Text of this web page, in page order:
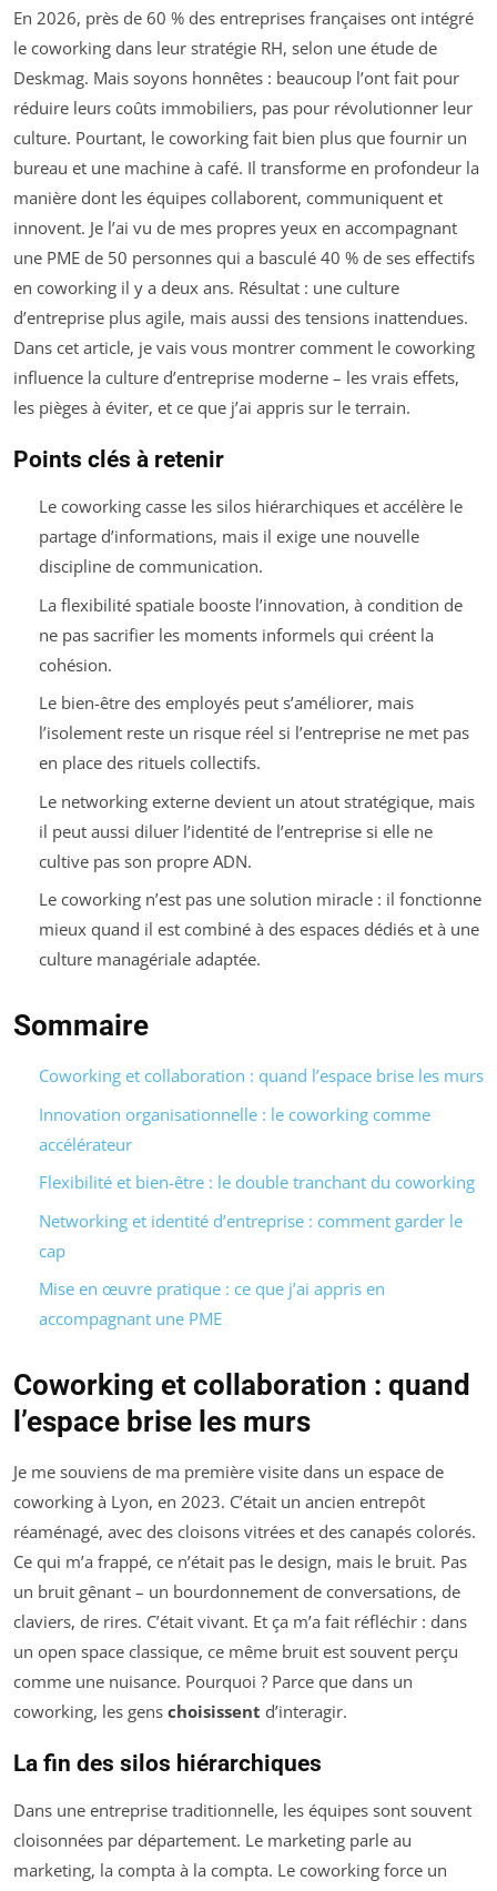
En 2026, près de 60 % des entreprises françaises ont intégré
le coworking dans leur stratégie RH, selon une étude de
Deskmag. Mais soyons honnêtes : beaucoup l’ont fait pour
réduire leurs coûts immobiliers, pas pour révolutionner leur
culture. Pourtant, le coworking fait bien plus que fournir un
bureau et une machine à café. Il transforme en profondeur la
manière dont les équipes collaborent, communiquent et
innovent. Je l’ai vu de mes propres yeux en accompagnant
une PME de 50 personnes qui a basculé 40 % de ses effectifs
en coworking il y a deux ans. Résultat : une culture
d’entreprise plus agile, mais aussi des tensions inattendues.
Dans cet article, je vais vous montrer comment le coworking
influence la culture d’entreprise moderne – les vrais effets,
les pièges à éviter, et ce que j’ai appris sur le terrain.
Points clés à retenir
Le coworking casse les silos hiérarchiques et accélère le
partage d’informations, mais il exige une nouvelle
discipline de communication.
La flexibilité spatiale booste l’innovation, à condition de
ne pas sacrifier les moments informels qui créent la
cohésion.
Le bien-être des employés peut s’améliorer, mais
l’isolement reste un risque réel si l’entreprise ne met pas
en place des rituels collectifs.
Le networking externe devient un atout stratégique, mais
il peut aussi diluer l’identité de l’entreprise si elle ne
cultive pas son propre ADN.
Le coworking n’est pas une solution miracle : il fonctionne
mieux quand il est combiné à des espaces dédiés et à une
culture managériale adaptée.
Sommaire
Coworking et collaboration : quand l’espace brise les murs
Innovation organisationnelle : le coworking comme
accélérateur
Flexibilité et bien-être : le double tranchant du coworking
Networking et identité d’entreprise : comment garder le
cap
Mise en œuvre pratique : ce que j’ai appris en
accompagnant une PME
Coworking et collaboration : quand
l’espace brise les murs
Je me souviens de ma première visite dans un espace de
coworking à Lyon, en 2023. C’était un ancien entrepôt
réaménagé, avec des cloisons vitrées et des canapés colorés.
Ce qui m’a frappé, ce n’était pas le design, mais le bruit. Pas
un bruit gênant – un bourdonnement de conversations, de
claviers, de rires. C’était vivant. Et ça m’a fait réfléchir : dans
un open space classique, ce même bruit est souvent perçu
comme une nuisance. Pourquoi ? Parce que dans un
coworking, les gens choisissent d’interagir.
La fin des silos hiérarchiques
Dans une entreprise traditionnelle, les équipes sont souvent
cloisonnées par département. Le marketing parle au
marketing, la compta à la compta. Le coworking force un